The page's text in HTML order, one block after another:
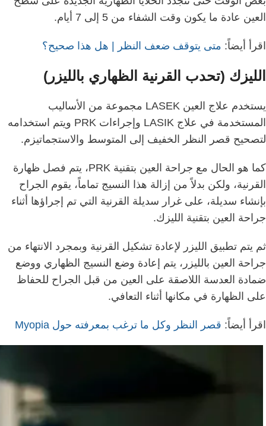
العين عادة ما يكون وقت الشفاء من 5 إلى 7 أيام.
اقرأ أيضاً: متى يتوقف ضعف النظر | هل هذا صحيح؟
الليزك (تحدب القرنية الظهاري بالليزر)
يستخدم علاج العين LASEK مجموعة من الأساليب
المستخدمة في علاج LASIK وإجراءات PRK ويتم استخدامه
لتصحيح قصر النظر الخفيف إلى المتوسط ​​والاستجماتيزم.
كما هو الحال مع جراحة العين بتقنية PRK، يتم فصل ظهارة
القرنية، ولكن بدلاً من إزالة هذا النسيج تماماً، يقوم الجراح
بإنشاء سديلة، على غرار سديلة القرنية التي تم إجراؤها أثناء
جراحة العين بتقنية الليزك.
ثم يتم تطبيق الليزر لإعادة تشكيل القرنية وبمجرد الانتهاء من
جراحة العين بالليزر، يتم إعادة وضع النسيج الظهاري ووضع
ضمادة العدسة اللاصقة على العين من قبل الجراح للحفاظ
على الظهارة في مكانها أثناء التعافي.
اقرأ أيضاً: قصر النظر وكل ما ترغب بمعرفته حول Myopia